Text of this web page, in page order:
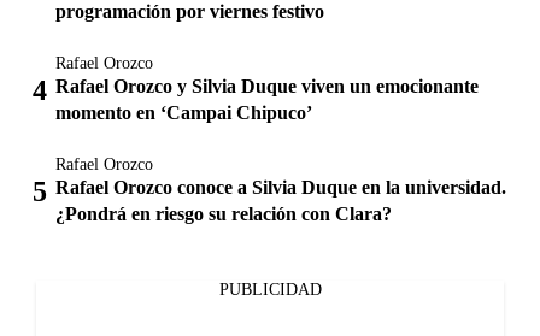
programación por viernes festivo
Rafael Orozco
Rafael Orozco y Silvia Duque viven un emocionante
momento en ‘Campai Chipuco’
Rafael Orozco
Rafael Orozco conoce a Silvia Duque en la universidad.
¿Pondrá en riesgo su relación con Clara?
PUBLICIDAD